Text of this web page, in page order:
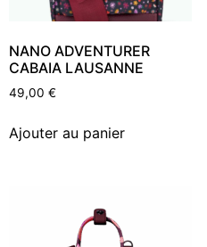
NANO ADVENTURER
CABAIA LAUSANNE
49,00 €
Ajouter au panier